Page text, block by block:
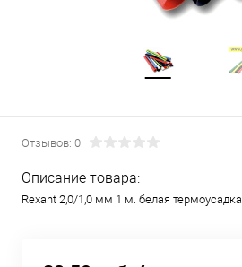
Отзывов: 0
Описание товара:
Rexant 2,0/1,0 мм 1 м. белая термоусадка